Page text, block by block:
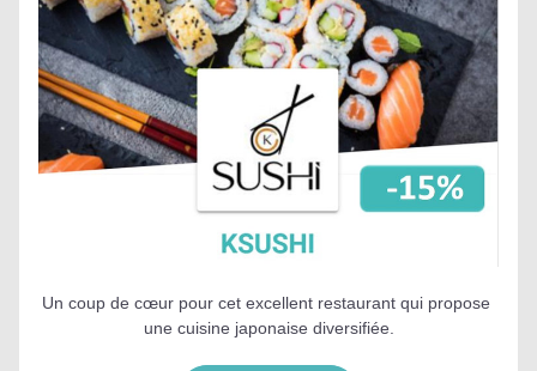
Un coup de cœur pour cet excellent restaurant qui propose
une cuisine japonaise diversifiée.